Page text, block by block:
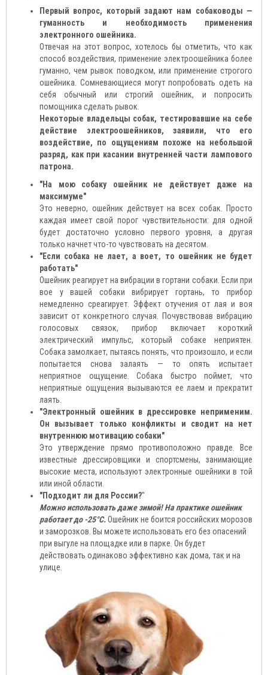
Первый вопрос, который задают нам собаководы —
гуманность и необходимость применения
электронного ошейника.
Отвечая на этот вопрос, хотелось бы отметить, что как
способ воздействия, применение электроошейника более
гуманно, чем рывок поводком, или применение строгого
ошейника. Сомневающиеся могут попробовать одеть на
себя обычный или строгий ошейник, и попросить
помощника сделать рывок.
Некоторые владельцы собак, тестировавшие на себе
действие электроошейников, заявили, что его
воздействие, по ощущениям похоже на небольшой
разряд, как при касании внутренней части лампового
патрона.
"На мою собаку ошейник не действует даже на
максимуме"
Это неверно, ошейник действует на всех собак. Просто
каждая имеет свой порог чувствительности: для одной
будет достаточно условно первого уровня, а другая
только начнет что-то чувствовать на десятом.
"Если собака не лает, а воет, то ошейник не будет
работать"
Ошейник реагирует на вибрации в гортани собаки. Если при
вое у вашей собаки вибрирует гортань, то прибор
немедленно среагирует. Эффект отучения от лая и воя
зависит от конкретного случая. Почувствовав вибрацию
голосовых связок, прибор включает короткий
электрический импульс, который собаке неприятен.
Собака замолкает, пытаясь понять, что произошло, и если
попытается снова залаять — то опять испытает
неприятное ощущение. Собака быстро поймет, что
неприятные ощущения вызываются ее лаем и прекратит
лаять.
"Электронный ошейник в дрессировке неприменим.
Он вызывает только конфликты и сводит на нет
внутреннюю мотивацию собаки"
Это утверждение прямо противоположно правде. Все
известные дрессировщики и спортсмены, занимающие
высокие места, используют электронные ошейники в той
или иной области.
"Подходит ли для России?"
Можно использовать даже зимой! На практике ошейник
работает до -25°C.Ошейник не боится российских морозов
и заморозков. Вы можете использовать его без опасений
при выгуле на площадке или в парке. Он будет
действовать одинаково эффективно как дома, так и на
улице.